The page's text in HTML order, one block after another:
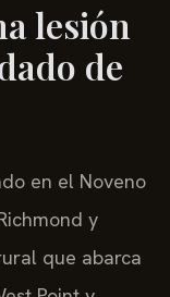
lesión
de
en el Noveno
y
que abarca